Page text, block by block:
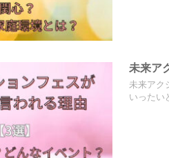
未来ア
未来アク
いったい